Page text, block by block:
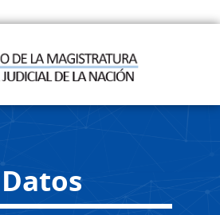
Datos